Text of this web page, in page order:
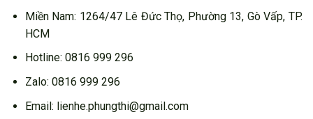
Miền Nam: 1264/47 Lê Đức Thọ, Phường 13, Gò Vấp, TP.
HCM
Hotline: 0816 999 296
Zalo: 0816 999 296
Email: lienhe.phungthi@gmail.com